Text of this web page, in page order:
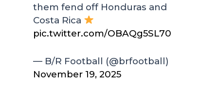
them fend off Honduras and
Costa Rica
pic.twitter.com/OBAQg5SL70
— B/R Football (@brfootball)
November 19, 2025